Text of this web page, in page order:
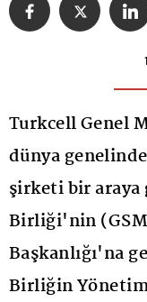
Turkcell Genel
dünya
şirketi bir araya
Birliği'nin
Başkanlığı'na
Birliğin